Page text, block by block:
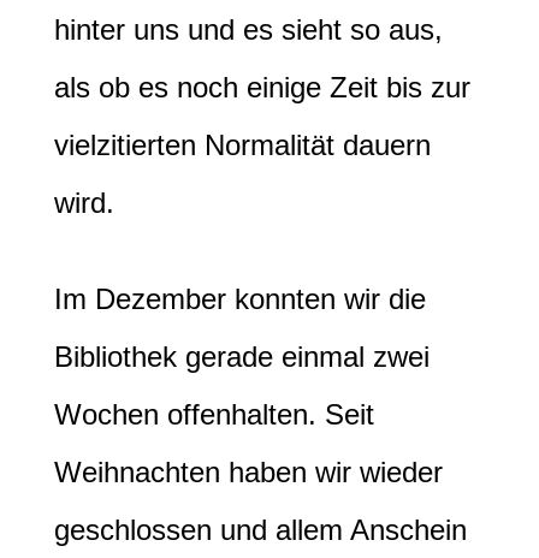
hinter uns und es sieht so aus,
als ob es noch einige Zeit bis zur
vielzitierten Normalität dauern
wird.
Im Dezember konnten wir die
Bibliothek gerade einmal zwei
Wochen offenhalten. Seit
Weihnachten haben wir wieder
geschlossen und allem Anschein